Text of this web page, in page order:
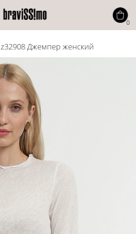
z32908 Джемпер женский
0